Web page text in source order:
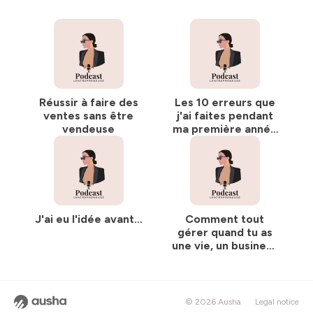
Réussir à faire des
ventes sans être
vendeuse
Les 10 erreurs que
j'ai faites pendant
ma première année
d'entrepreneuriat
J'ai eu l'idée avant...
Comment tout
gérer quand tu as
une vie, un business
© 2026 Ausha Legal notice